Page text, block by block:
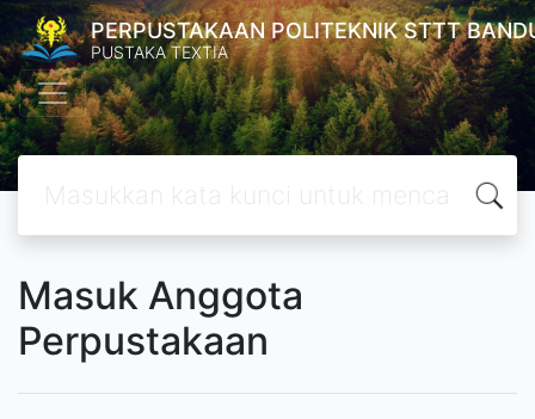
PERPUSTAKAAN POLITEKNIK STTT
PUSTAKA TEXTIA
Masuk Anggota
Perpustakaan